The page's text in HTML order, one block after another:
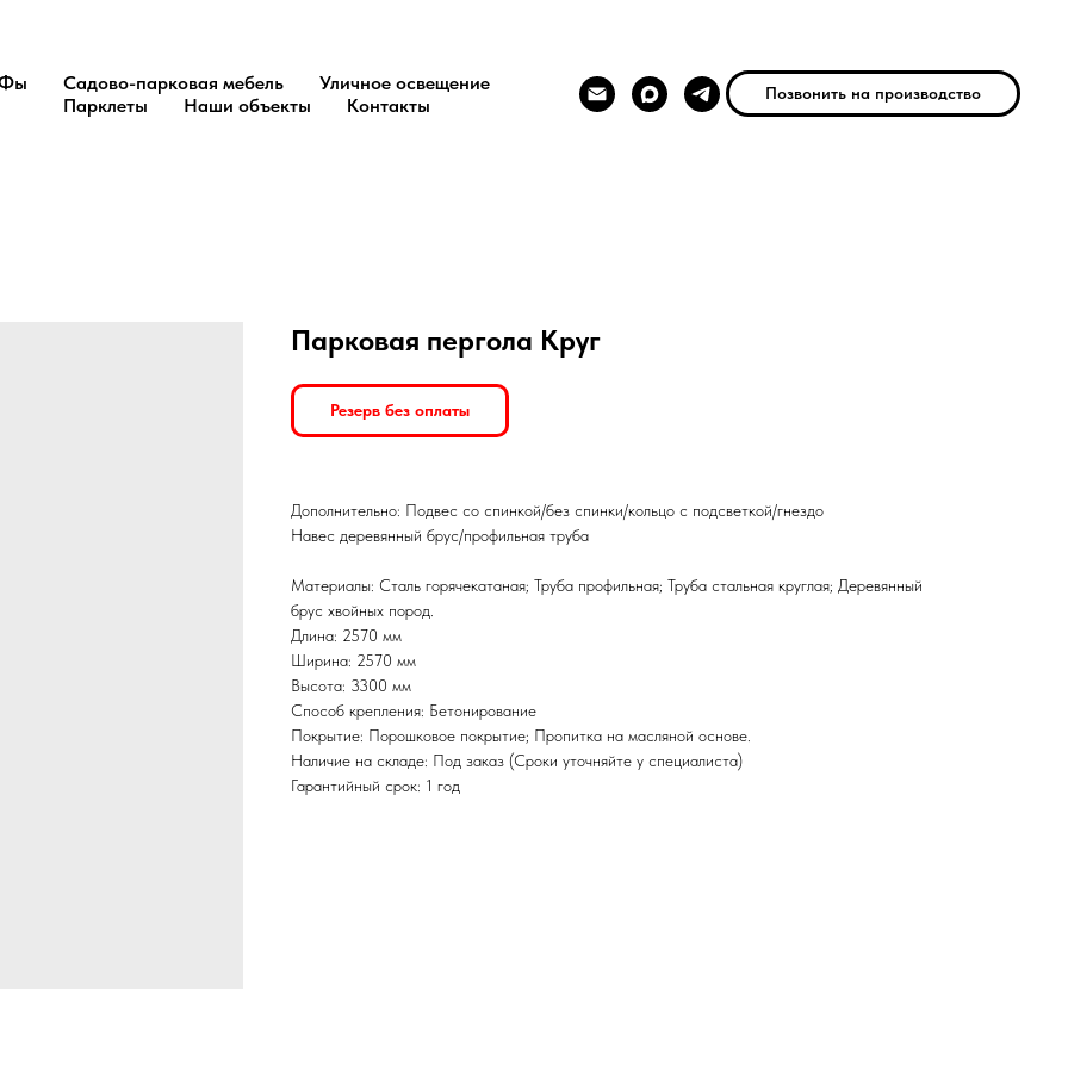
Садово-парковая мебель
Уличное освещение
Парклеты
Наши объекты Контакты
Позвонить на производство
Парковая пергола Круг
Резерв без оплаты
Дополнительно: Подвес со спинкой/без спинки/кольцо с подсветкой/гнездо
Навес деревянный брус/профильная труба
Материалы: Сталь горячекатаная; Труба профильная; Труба стальная круглая; Деревянный
брус хвойных пород.
Длина: 2570 мм
Ширина: 2570 мм
Высота: 3300 мм
Способ крепления: Бетонирование
Покрытие: Порошковое покрытие; Пропитка на масляной основе.
Наличие на складе: Под заказ (Сроки уточняйте у специалиста)
Гарантийный срок: 1 год